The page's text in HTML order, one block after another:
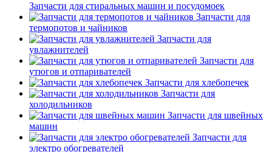
Запчасти для стиральных машин и посудомоек
Запчасти для
термопотов и чайников
Запчасти для
увлажнителей
Запчасти для
утюгов и отпаривателей
Запчасти для хлебопечек
Запчасти для
холодильников
Запчасти для швейных
машин
Запчасти для
электро обогревателей